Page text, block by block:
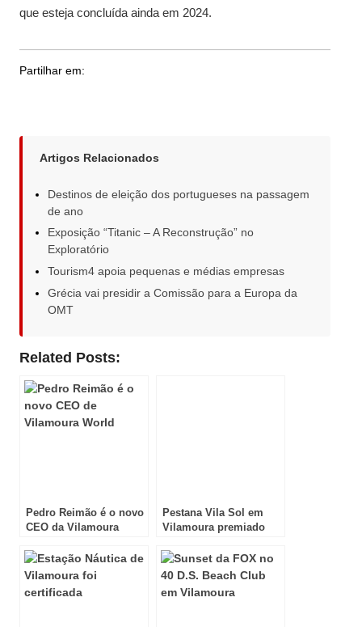
que esteja concluída ainda em 2024.
Partilhar em:
Artigos Relacionados
Destinos de eleição dos portugueses na passagem
de ano
Exposição “Titanic – A Reconstrução” no
Exploratório
Tourism4 apoia pequenas e médias empresas
Grécia vai presidir a Comissão para a Europa da
OMT
Related Posts:
Pedro Reimão é o novo
CEO da Vilamoura
Pestana Vila Sol em
Vilamoura premiado